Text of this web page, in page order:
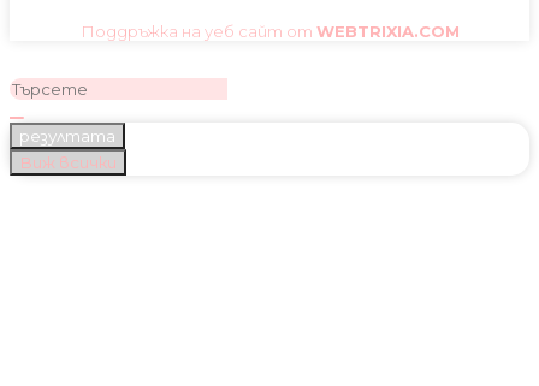
Поддръжка на уеб сайт от WEBTRIXIA.COM
резултата
Виж всички